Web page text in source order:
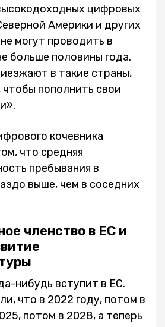
цифровых
Америки и других
могут проводить в
больше половины года.
в такие страны,
чтобы пополнить свои
кочевника
что средняя
пребывания в
выше, чем в соседних
членство в ЕС и
нибудь вступит в ЕС.
что в 2022 году, потом в
потом в 2028, а теперь